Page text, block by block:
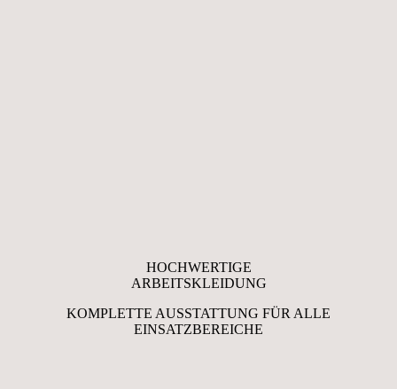
HOCHWERTIGE
ARBEITS­KLEIDUNG
KOMPLETTE AUSSTATTUNG FÜR ALLE
EINSATZBEREICHE